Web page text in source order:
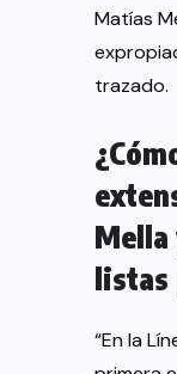
Matías
trazado.
Mella
listas
“En la